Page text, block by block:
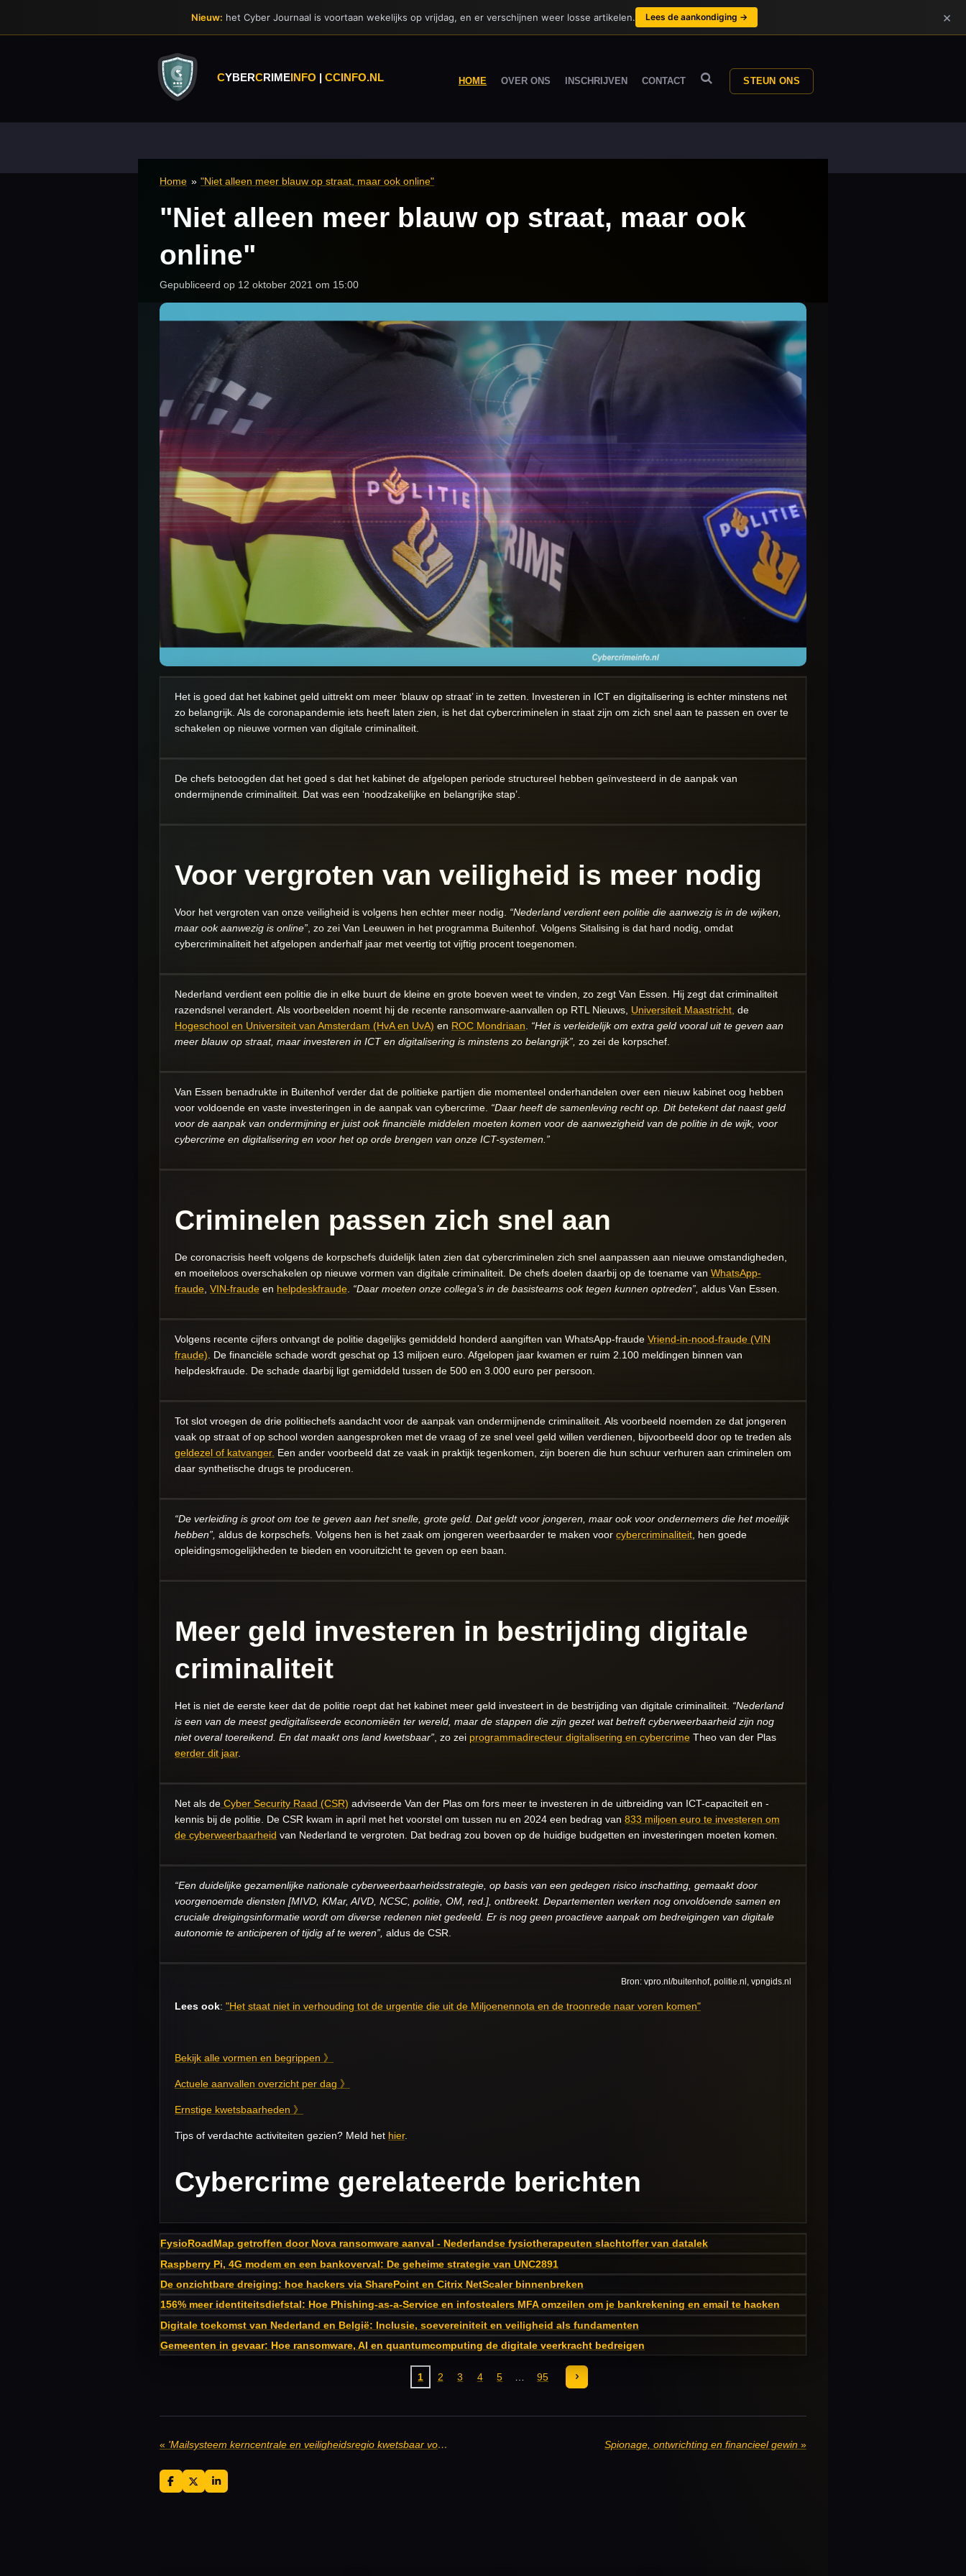
CYBERCRIMEINFO | CCINFO.NL HOME OVER ONS INSCHRIJVEN CONTACT STEUN ONS
Home » "Niet alleen meer blauw op straat, maar ook online"
"Niet alleen meer blauw op straat, maar ook
online"
Gepubliceerd op 12 oktober 2021 om 15:00
Het is goed dat het kabinet geld uittrekt om meer ‘blauw op straat’ in te zetten. Investeren in ICT en digitalisering is echter minstens net
zo belangrijk. Als de coronapandemie iets heeft laten zien, is het dat cybercriminelen in staat zijn om zich snel aan te passen en over te
schakelen op nieuwe vormen van digitale criminaliteit.
De chefs betoogden dat het goed s dat het kabinet de afgelopen periode structureel hebben geïnvesteerd in de aanpak van
ondermijnende criminaliteit. Dat was een ‘noodzakelijke en belangrijke stap’.
Voor vergroten van veiligheid is meer nodig
Voor het vergroten van onze veiligheid is volgens hen echter meer nodig. “Nederland verdient een politie die aanwezig is in de wijken,
maar ook aanwezig is online” , zo zei Van Leeuwen in het programma Buitenhof. Volgens Sitalising is dat hard nodig, omdat
cybercriminaliteit het afgelopen anderhalf jaar met veertig tot vijftig procent toegenomen.
Nederland verdient een politie die in elke buurt de kleine en grote boeven weet te vinden, zo zegt Van Essen. Hij zegt dat criminaliteit
razendsnel verandert. Als voorbeelden noemt hij de recente ransomware-aanvallen op RTL Nieuws, Universiteit Maastricht, de
Hogeschool en Universiteit van Amsterdam (HvA en UvA) en ROC Mondriaan
“Het is verleidelijk om extra geld vooral uit te geven aan
meer blauw op straat, maar investeren in ICT en digitalisering is minstens zo belangrijk”, zo zei de korpschef.
Van Essen benadrukte in Buitenhof verder dat de politieke partijen die momenteel onderhandelen over een nieuw kabinet oog hebben
voor voldoende en vaste investeringen in de aanpak van cybercrime. “Daar heeft de samenleving recht op. Dit betekent dat naast geld
voor de aanpak van ondermijning er juist ook financiële middelen moeten komen voor de aanwezigheid van de politie in de wijk, voor
cybercrime en digitalisering en voor het op orde brengen van onze ICT-systemen.”
Criminelen passen zich snel aan
De coronacrisis heeft volgens de korpschefs duidelijk laten zien dat cybercriminelen zich snel aanpassen aan nieuwe omstandigheden,
en moeiteloos overschakelen op nieuwe vormen van digitale criminaliteit. De chefs doelen daarbij op de toename van WhatsApp-
fraude VIN-fraude en helpdeskfraude “Daar moeten onze collega’s in de basisteams ook tegen kunnen optreden”, aldus Van Essen.
Volgens recente cijfers ontvangt de politie dagelijks gemiddeld honderd aangiften van WhatsApp-fraude Vriend-in-nood-fraude (VIN
fraude) . De financiële schade wordt geschat op 13 miljoen euro. Afgelopen jaar kwamen er ruim 2.100 meldingen binnen van
helpdeskfraude. De schade daarbij ligt gemiddeld tussen de 500 en 3.000 euro per persoon.
Tot slot vroegen de drie politiechefs aandacht voor de aanpak van ondermijnende criminaliteit. Als voorbeeld noemden ze dat jongeren
vaak op straat of op school worden aangesproken met de vraag of ze snel veel geld willen verdienen, bijvoorbeeld door op te treden als
geldezel of katvanger. Een ander voorbeeld dat ze vaak in praktijk tegenkomen, zijn boeren die hun schuur verhuren aan criminelen om
daar synthetische drugs te produceren.
“De verleiding is groot om toe te geven aan het snelle, grote geld. Dat geldt voor jongeren, maar ook voor ondernemers die het moeilijk
hebben”, aldus de korpschefs. Volgens hen is het zaak om jongeren weerbaarder te maken voor cybercriminaliteit , hen goede
opleidingsmogelijkheden te bieden en vooruitzicht te geven op een baan.
Meer geld investeren in bestrijding digitale
criminaliteit
Het is niet de eerste keer dat de politie roept dat het kabinet meer geld investeert in de bestrijding van digitale criminaliteit. “Nederland
is een van de meest gedigitaliseerde economieën ter wereld, maar de stappen die zijn gezet wat betreft cyberweerbaarheid zijn nog
niet overal toereikend. En dat maakt ons land kwetsbaar” , zo zei programmadirecteur digitalisering en cybercrime Theo van der Plas
eerder dit jaar.
Net als de Cyber Security Raad (CSR) adviseerde Van der Plas om fors meer te investeren in de uitbreiding van ICT-capaciteit en -
kennis bij de politie. De CSR kwam in april met het voorstel om tussen nu en 2024 een bedrag van 833 miljoen euro te investeren om
de cyberweerbaarheid van Nederland te vergroten. Dat bedrag zou boven op de huidige budgetten en investeringen moeten komen.
“Een duidelijke gezamenlijke nationale cyberweerbaarheidsstrategie, op basis van een gedegen risico inschatting, gemaakt door
voorgenoemde diensten [MIVD, KMar, AIVD, NCSC, politie, OM, red.], ontbreekt. Departementen werken nog onvoldoende samen en
cruciale dreigingsinformatie wordt om diverse redenen niet gedeeld. Er is nog geen proactieve aanpak om bedreigingen van digitale
autonomie te anticiperen of tijdig af te weren”, aldus de CSR.
Bron: vpro.nl/buitenhof, politie.nl, vpngids.nl
Lees ook: "Het staat niet in verhouding tot de urgentie die uit de Miljoenennota en de troonrede naar voren komen"
Bekijk alle vormen en begrippen 》
Actuele aanvallen overzicht per dag 》
Ernstige kwetsbaarheden 》
Tips of verdachte activiteiten gezien? Meld het hier.
Cybercrime gerelateerde berichten
FysioRoadMap getroffen door Nova ransomware aanval - Nederlandse fysiotherapeuten slachtoffer van datalek
Raspberry Pi, 4G modem en een bankoverval: De geheime strategie van UNC2891
De onzichtbare dreiging: hoe hackers via SharePoint en Citrix NetScaler binnenbreken
156% meer identiteitsdiefstal: Hoe Phishing-as-a-Service en infostealers MFA omzeilen om je bankrekening en email te hacken
Digitale toekomst van Nederland en België: Inclusie, soevereiniteit en veiligheid als fundamenten
Gemeenten in gevaar: Hoe ransomware, AI en quantumcomputing de digitale veerkracht bedreigen
1 2 3 4 5 95
« 'Mailsysteem kerncentrale en veiligheidsregio kwetsbaar voor cybercriminelen' Spionage, ontwrichting en financieel gewin »
D
e
D
e
S
h
Nieuw: het Cyber Journaal is voortaan wekelijks op vrijdag, en er verschijnen weer losse artikelen. Lees de aankondiging → ×